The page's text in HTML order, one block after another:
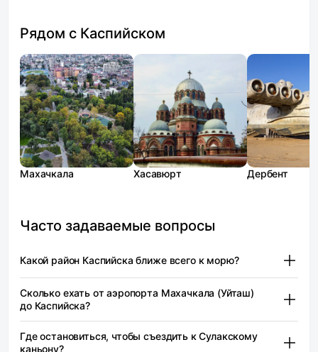
Рядом с Каспийском
Махачкала Хасавюрт Дербент
Часто задаваемые вопросы
Какой район Каспийска ближе всего к морю?
(северо‑востоке) города, у берега Каспийского моря.
От него до пляжа и аквапарка можно дойти за 5–10
Акулиничева, а также улицы Молодёжная, Каспийская
Сколько ехать от аэропорта Махачкала (Уйташ)
до Каспийска?
в Карабудахкентском районе (в 4 км к югу
Где остановиться, чтобы съездить к Сулакскому
каньону?